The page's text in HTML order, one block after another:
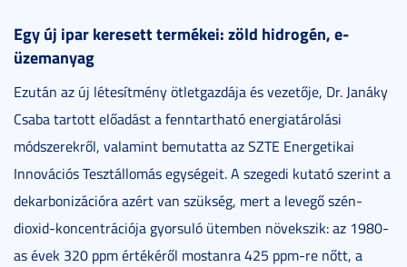
Egy új ipar keresett termékei: zöld hidrogén, e-
üzemanyag
Ezután az új létesítmény ötletgazdája és vezetője, Dr. Janáky
Csaba tartott előadást a fenntartható energiatárolási
módszerekről, valamint bemutatta az SZTE Energetikai
Innovációs Tesztállomás egységeit. A szegedi kutató szerint a
dekarbonizációra azért van szükség, mert a levegő szén-
dioxid-koncentrációja gyorsuló ütemben növekszik: az 1980-
as évek 320 ppm értékéről mostanra 425 ppm-re nőtt, a